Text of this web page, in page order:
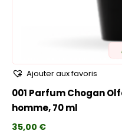
Ajouter aux favoris
001 Parfum Chogan
homme, 70 ml
35,00 €